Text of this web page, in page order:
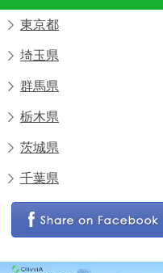
東京都
埼玉県
群馬県
栃木県
茨城県
千葉県